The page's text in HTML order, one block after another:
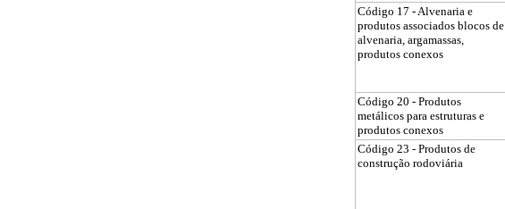
Código 17 - Alvenaria e
produtos associados blocos de
alvenaria, argamassas,
produtos conexos
Código 20 - Produtos
metálicos para estruturas e
produtos conexos
Código 23 - Produtos de
construção rodoviária